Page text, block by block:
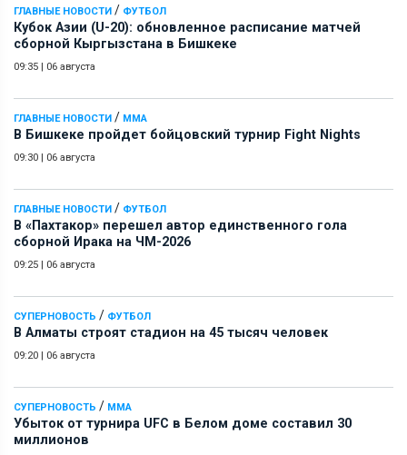
ГЛАВНЫЕ НОВОСТИ / ФУТБОЛ
Кубок Азии (U-20): обновленное расписание матчей
сборной Кыргызстана в Бишкеке
09:35 | 06 августа
ГЛАВНЫЕ НОВОСТИ / ММА
В Бишкеке пройдет бойцовский турнир Fight Nights
09:30 | 06 августа
ГЛАВНЫЕ НОВОСТИ / ФУТБОЛ
В «Пахтакор» перешел автор единственного гола
сборной Ирака на ЧМ-2026
09:25 | 06 августа
СУПЕРНОВОСТЬ / ФУТБОЛ
В Алматы строят стадион на 45 тысяч человек
09:20 | 06 августа
СУПЕРНОВОСТЬ / ММА
Убыток от турнира UFC в Белом доме составил 30
миллионов